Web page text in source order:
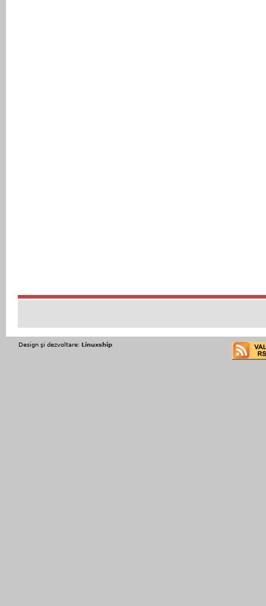
Design şi dezvoltare: Linuxship